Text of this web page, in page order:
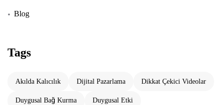
Blog
Tags
Akılda Kalıcılık Dijital Pazarlama Dikkat Çekici Videolar
Duygusal Bağ Kurma Duygusal Etki